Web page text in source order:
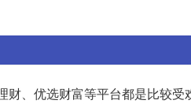
、优选财富等平台都是比较受